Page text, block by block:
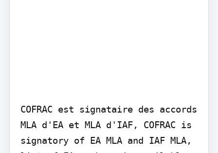
COFRAC est signataire des accords
MLA d'EA et MLA d'IAF, COFRAC is
signatory of EA MLA and IAF MLA,